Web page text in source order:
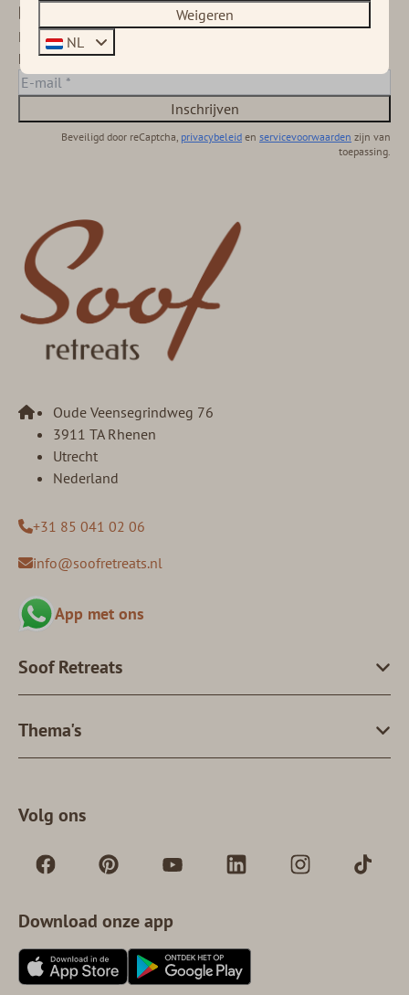
Blijf op de hoogte!
Meld je aan voor onze nieuwsbrief en ontvang
het laatste nieuws en diverse deals!
Inschrijven
Beveiligd door reCaptcha, privacybeleid en servicevoorwaarden zijn van
toepassing.
Oude Veensegrindweg 76
3911 TA Rhenen
Utrecht
Nederland
+31 85 041 02 06
info@soofretreats.nl
App met ons
Soof Retreats
Thema's
Volg ons
Download onze app
Weigeren
NL